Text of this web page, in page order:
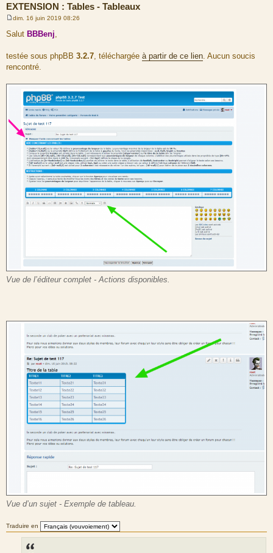
EXTENSION : Tables - Tableaux
e
s
a
g
e
dim. 16 juin 2019 08:26
Salut BBBenj,
testée sous phpBB 3.2.7, téléchargée à partir de ce lien. Aucun soucis
rencontré.
Vue de l’éditeur complet - Actions disponibles.
Vue d’un sujet - Exemple de tableau.
Traduire en